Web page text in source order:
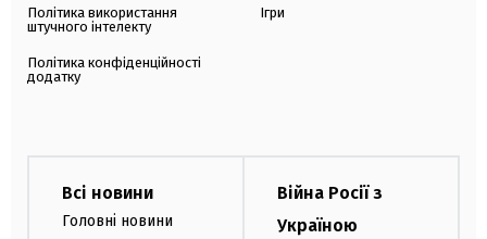
Політика використання
штучного інтелекту
Політика конфіденційності
додатку
Ігри
Всі новини
Головні новини
Війна Росії з
Україною